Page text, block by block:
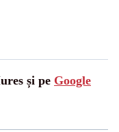
și pe Google